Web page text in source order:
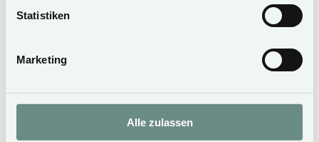
Statistiken
Marketing
Alle zulassen
Mehr erfahren
Mehr erfahren